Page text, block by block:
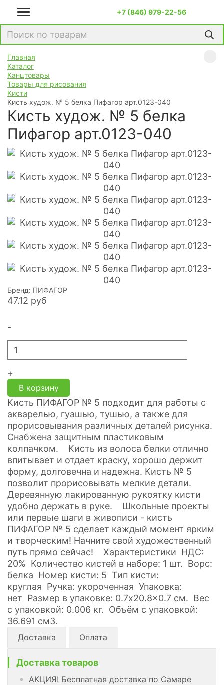
+7 (846) 979-22-56
Главная
Каталог
Канцтовары
Товары для рисования
Кисти
Кисть худож. № 5 белка Пифагор арт.0123-040
Кисть худож. № 5 белка
Пифагор арт.0123-040
Бренд: ПИФАГОР
47.12 руб
-
+
В корзину
Кисть ПИФАГОР № 5 подходит для работы с
акварелью, гуашью, тушью, а также для
прорисовывания различных деталей рисунка.
Снабжена защитным пластиковым
колпачком. Кисть из волоса белки отлично
впитывает и отдает краску, хорошо держит
форму, долговечна и надежна. Кисть № 5
позволит прорисовывать мелкие детали.
Деревянную лакированную рукоятку кисти
удобно держать в руке. Школьные проекты
или первые шаги в живописи - кисть
ПИФАГОР № 5 сделает каждый момент ярким
и творческим! Начните свой художественный
путь прямо сейчас! Характеристики НДС:
20% Количество кистей в наборе: 1 шт. Ворс:
белка Номер кисти: 5 Тип кисти:
круглая Ручка: укороченная Упаковка:
нет Размер в упаковке: 0.7x20.8x0.7 см. Вес
с упаковкой: 0.006 кг. Объём с упаковкой:
36.691 см3.
Доставка Оплата
Доставка товаров
АКЦИЯ! Бесплатная доставка по Самаре